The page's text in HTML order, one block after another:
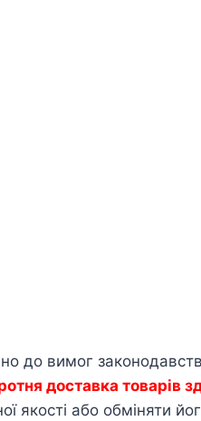
до вимог
доставка товарів
якості або обміняти